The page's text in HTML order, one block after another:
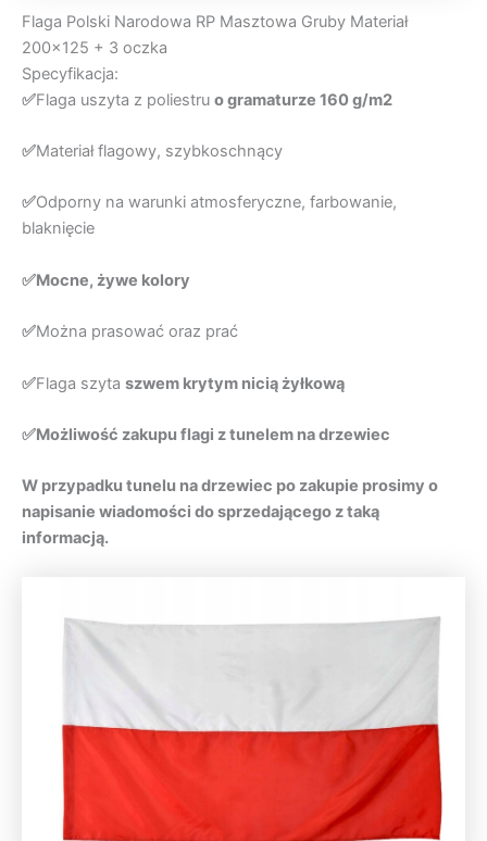
Flaga Polski Narodowa RP Masztowa Gruby Materiał
200×125 + 3 oczka
Specyfikacja:
✅Flaga uszyta z poliestru o gramaturze 160 g/m2
✅Materiał flagowy, szybkoschnący
✅Odporny na warunki atmosferyczne, farbowanie,
blaknięcie
✅Mocne, żywe kolory
✅Można prasować oraz prać
✅Flaga szyta szwem krytym nicią żyłkową
✅Możliwość zakupu flagi z tunelem na drzewiec
W przypadku tunelu na drzewiec po zakupie prosimy o
napisanie wiadomości do sprzedającego z taką
informacją.